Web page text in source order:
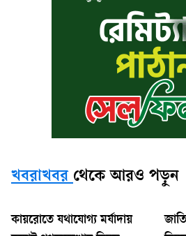
খবরাখবর থেকে আরও পড়ুন
কায়রোতে যথাযোগ্য মর্যাদায়